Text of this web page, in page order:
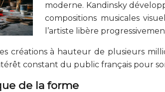
moderne. Kandinsky
compositions musicales
l’artiste libère
créations à hauteur de plusieurs
constant du public français pour
de la forme